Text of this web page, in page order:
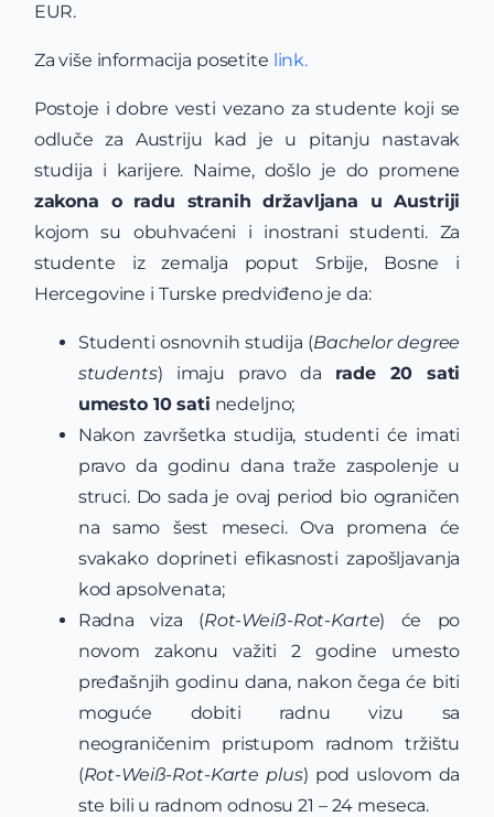
EUR.
Za više informacija posetite link.
Postoje i dobre vesti vezano za studente koji se
odluče za Austriju kad je u pitanju nastavak
studija i karijere. Naime, došlo je do promene
zakona o radu stranih državljana u Austriji
kojom su obuhvaćeni i inostrani studenti. Za
studente iz zemalja poput Srbije, Bosne i
Hercegovine i Turske predviđeno je da:
Studenti osnovnih studija (Bachelor degree
students) imaju pravo da rade 20 sati
umesto 10 sati nedeljno;
Nakon završetka studija, studenti će imati
pravo da godinu dana traže zaspolenje u
struci. Do sada je ovaj period bio ograničen
na samo šest meseci. Ova promena će
svakako doprineti efikasnosti zapošljavanja
kod apsolvenata;
Radna viza (Rot-Weiß-Rot-Karte) će po
novom zakonu važiti 2 godine umesto
pređašnjih godinu dana, nakon čega će biti
moguće dobiti radnu vizu sa
neograničenim pristupom radnom tržištu
(Rot-Weiß-Rot-Karte plus) pod uslovom da
ste bili u radnom odnosu 21 – 24 meseca.